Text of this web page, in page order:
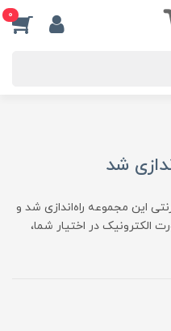
0
شد
این مجموعه راه‌اندازی شد و
الکترونیک در اختیار شما،